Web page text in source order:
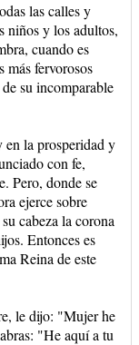
las calles y
niños y los adultos,
cuando es
más fervorosos
su incomparable
en la prosperidad y
con fe,
Pero, donde se
ejerce sobre
cabeza la corona
Entonces es
Reina de este
le dijo: "Mujer he
"He aquí a tu